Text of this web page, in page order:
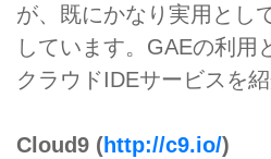
が、既にかなり実用とし
しています。GAEの利用
クラウドIDEサービスを紹
Cloud9 (http://c9.io/)